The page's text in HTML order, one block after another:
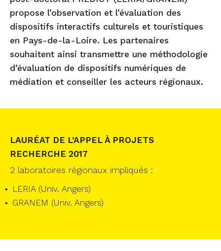
propose l’observation et l’évaluation des
dispositifs interactifs culturels et touristiques
en Pays-de-la-Loire. Les partenaires
souhaitent ainsi transmettre une méthodologie
d’évaluation de dispositifs numériques de
médiation et conseiller les acteurs régionaux.
LAURÉAT DE L’APPEL À PROJETS
RECHERCHE 2017
2 laboratoires régionaux impliqués :
LERIA (Univ. Angers)
GRANEM (Univ. Angers)